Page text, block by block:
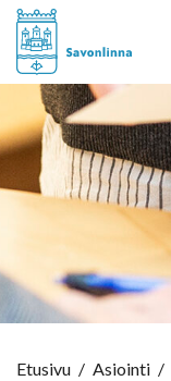
Etusivu / Asiointi /